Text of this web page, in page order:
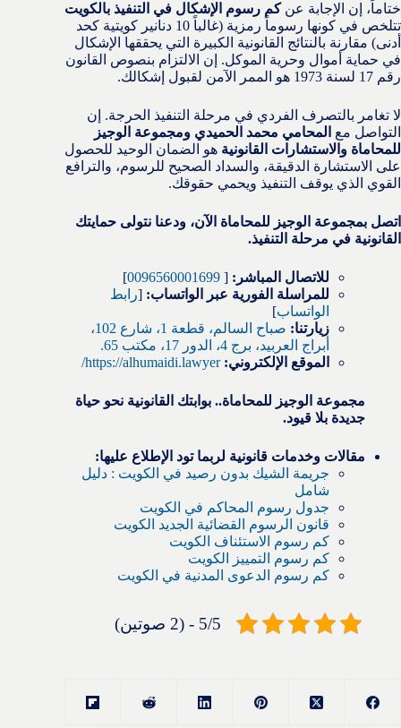
ختاماً، إن الإجابة عنكم رسوم الإشكال في التنفيذ بالكويت
تتلخص في كونها رسوماً رمزية (غالباً 10 دنانير كويتية كحد
أدنى) مقارنة بالنتائج القانونية الكبيرة التي يحققها الإشكال
في حماية أموال وحرية الموكل. إن الالتزام بنصوص القانون
رقم 17 لسنة 1973 هو الممر الآمن لقبول إشكالك.
لا تغامر بالتصرف الفردي في مرحلة التنفيذ الحرجة. إن
التواصل مع المحامي محمد الحميدي ومجموعة الوجيز
للمحاماة والاستشارات القانونية هو الضمان الوحيد للحصول
على الاستشارة الدقيقة، والسداد الصحيح للرسوم، والترافع
القوي الذي يوقف التنفيذ ويحمي حقوقك.
اتصل بمجموعة الوجيز للمحاماة الآن، ودعنا نتولى حمايتك
القانونية في مرحلة التنفيذ.
للاتصال المباشر: [
0096560001699
]
للمراسلة الفورية عبر الواتساب: [رابط
الواتساب]
زيارتنا:
صباح السالم، قطعة 1، شارع 102،
أبراج العربيد، برج 4، الدور 17، مكتب 65.
الموقع الإلكتروني: https://alhumaidi.lawyer/
مجموعة الوجيز للمحاماة.. بوابتك القانونية نحو حياة
جديدة بلا قيود.
مقالات وخدمات قانونية لربما تود الإطلاع عليها:
جريمة الشيك بدون رصيد في الكويت : دليل
شامل
جدول رسوم المحاكم في الكويت
قانون الرسوم القضائية الجديد الكويت
كم رسوم الاستئناف الكويت
كم رسوم التمييز الكويت
كم رسوم الدعوى المدنية في الكويت
5/5 - (2 صوتين)